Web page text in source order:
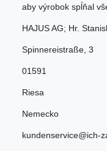
aby výrobok spĺňal
HAJUS AG; Hr.
Spinnereistraße 3
01591
Riesa
Nemecko
kundenservice@ich-